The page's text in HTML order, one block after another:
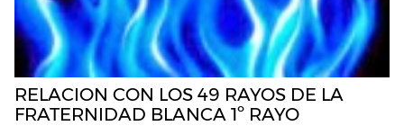
RELACION CON LOS 49 RAYOS DE LA
FRATERNIDAD BLANCA 1º RAYO